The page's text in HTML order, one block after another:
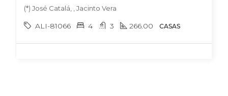
(*) José Catalá, , Jacinto Vera
ALI-81066 4 3 266.00 CASAS